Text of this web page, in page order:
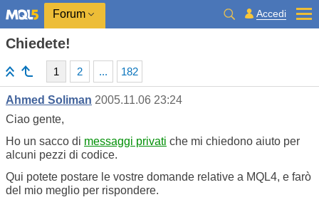
Forum Accedi
Chiedete!
1 2 ... 182
Ahmed Soliman 2005.11.06 23:24
Ciao gente,
Ho un sacco di messaggi privati che mi chiedono aiuto per
alcuni pezzi di codice.
Qui potete postare le vostre domande relative a MQL4, e farò
del mio meglio per rispondere.